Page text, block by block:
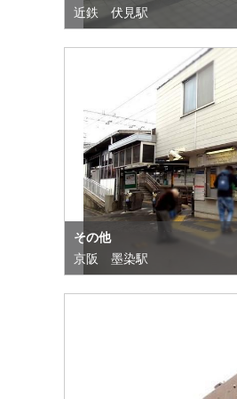
近鉄 伏見駅
その他
京阪 墨染駅